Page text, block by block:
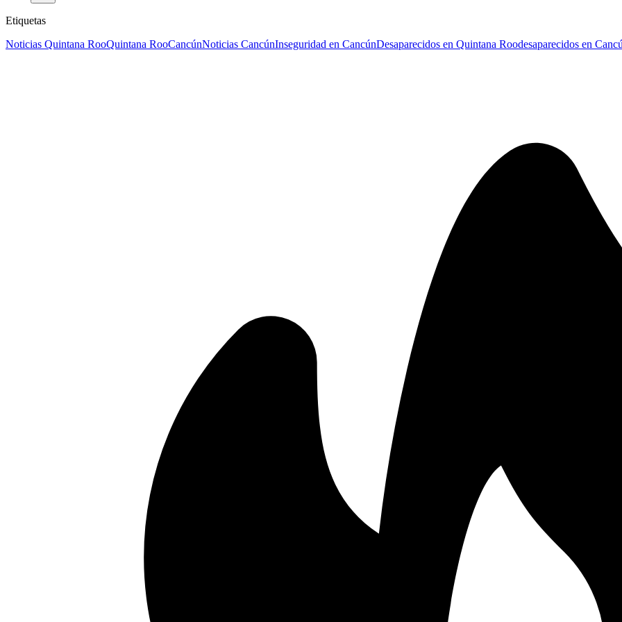
Etiquetas
Noticias Quintana RooQuintana RooCancúnNoticias CancúnInseguridad en CancúnDesaparecidos en Quintana Roodesaparecidos en